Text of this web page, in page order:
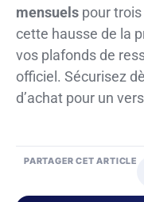
mensuels pour
cette hausse de la
vos plafonds de
officiel. Sécurisez
d’achat pour un
PARTAGER CET ARTICLE